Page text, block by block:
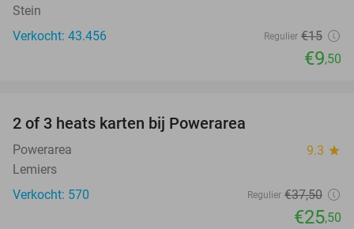
Stein
Verkocht: 43.456
Regulier €15
€9,50
2 of 3 heats karten bij Powerarea
Powerarea 9.3 star
Lemiers
Verkocht: 570
Regulier €37,50
€25,50